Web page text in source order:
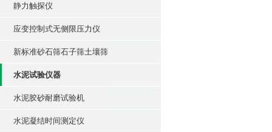
静力触探仪
应变控制式无侧限压力仪
新标准砂石筛石子筛土壤筛
水泥试验仪器
水泥胶砂耐磨试验机
水泥凝结时间测定仪